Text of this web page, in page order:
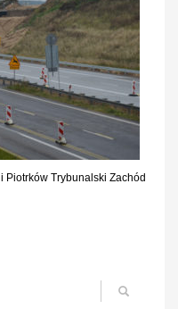
Piotrków Trybunalski Zachód